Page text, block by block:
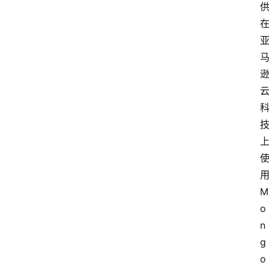
供
在
亚
马
逊
云
科
技
上
使
用
M
o
n
g
o